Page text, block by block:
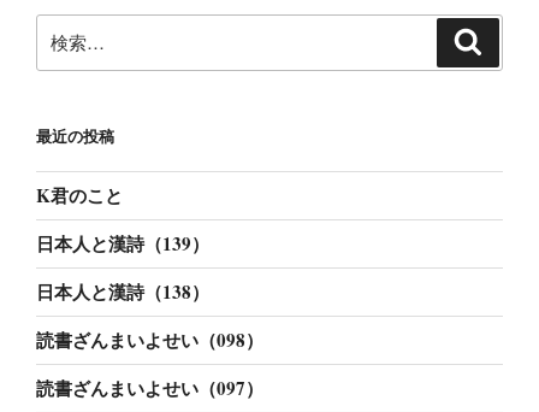
索:
最近の投稿
K君のこと
日本人と漢詩（139）
日本人と漢詩（138）
読書ざんまいよせい（098）
読書ざんまいよせい（097）